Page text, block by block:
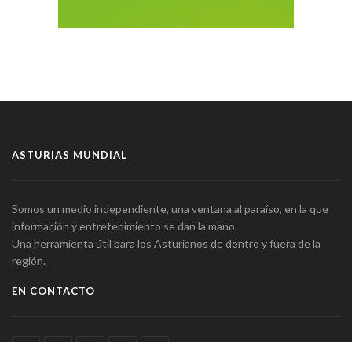
ASTURIAS MUNDIAL
Somos un medio independiente, una ventana al paraíso, en la que
información y entretenimiento se dan la mano.
Una herramienta útil para los Asturianos de dentro y fuera de la
región.
EN CONTACTO